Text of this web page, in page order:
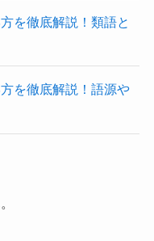
を徹底解説！類語と
を徹底解説！語源や